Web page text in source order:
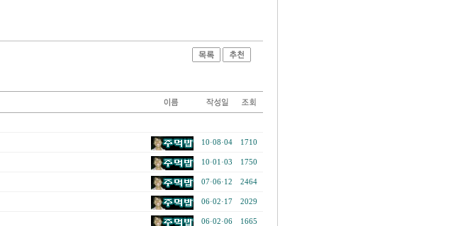
10·08·04 1710
10·01·03 1750
07·06·12 2464
06·02·17 2029
06·02·06 1665